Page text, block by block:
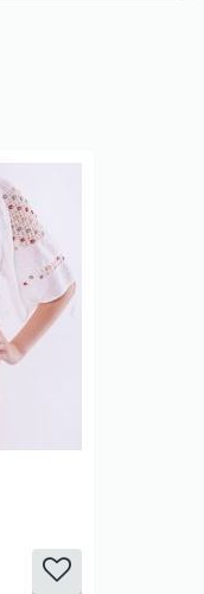
3/5
it
4/5
it
5/5